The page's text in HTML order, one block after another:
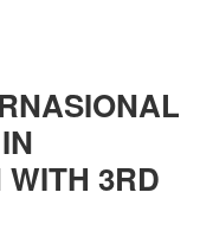
3RD